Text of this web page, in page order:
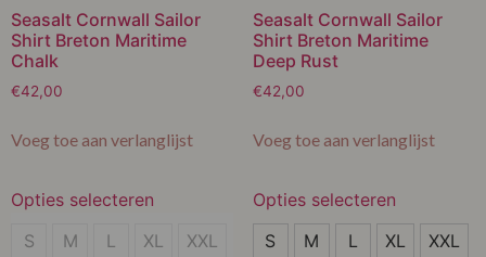
Seasalt Cornwall Sailor
Shirt Breton Maritime
Chalk
€42,00
Voeg toe aan verlanglijst
Opties selecteren
S
S M L XL XXL
Seasalt Cornwall Sailor
Shirt Breton Maritime
Deep Rust
€42,00
Voeg toe aan verlanglijst
Opties selecteren
S
S M L XL XXL